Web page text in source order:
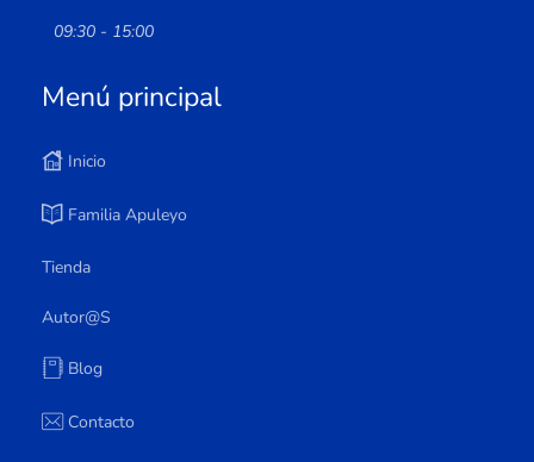
09:30 - 15:00
Menú principal
Inicio
Familia Apuleyo
Tienda
Autor@s
Blog
Contacto